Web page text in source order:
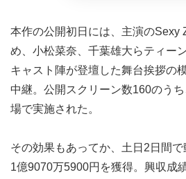
本作の公開初日には、主演のSexy
め、小松菜奈、千葉雄大らティー
キャスト陣が登壇した舞台挨拶の
中継。公開スクリーン数160のう
場で実施された。
その効果もあってか、土日2日間
1億9070万5900円を獲得。興収成